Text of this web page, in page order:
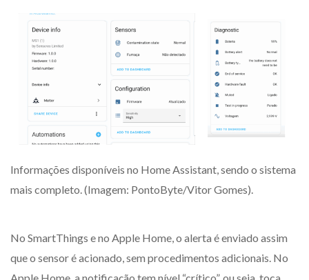
Informações disponíveis no Home Assistant, sendo o sistema
mais completo. (Imagem: PontoByte/Vitor Gomes).
No SmartThings e no Apple Home, o alerta é enviado assim
que o sensor é acionado, sem procedimentos adicionais. No